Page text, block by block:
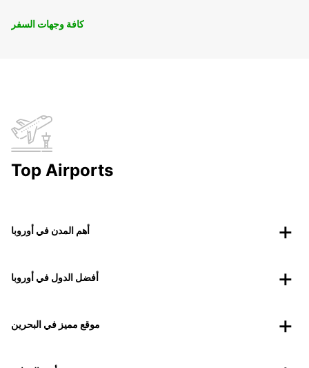
كافة وجهات السفر
Top Airports
أهم المدن في أوروبا
أفضل الدول في أوروبا
موقع مميز في البحرين